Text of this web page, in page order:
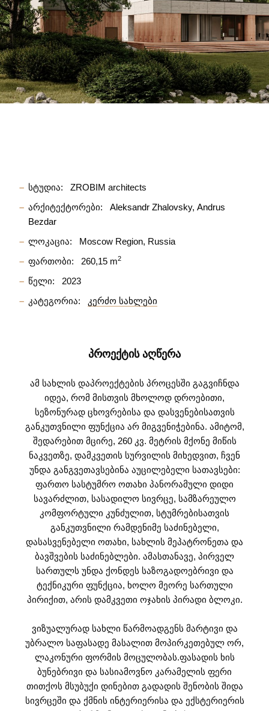
სტუდია:
ZROBIM architects
არქიტექტორები:
Aleksandr Zhalovsky Andrus
Bezdar
ლოკაცია:
Moscow Region, Russia
ფართობი:
260,15 m2
წელი:
2023
კატეგორია:
კერძო სახლები
ᲞᲠᲝᲔᲥᲢᲘᲡ ᲐᲦᲬᲔᲠᲐ
ამ სახლის დაპროექტების პროცესში გაგვიჩნდა
იდეა, რომ მისთვის მხოლოდ დროებითი,
სეზონურად ცხოვრებისა და დასვენებისათვის
განკუთვნილი ფუნქცია არ მიგვენიჭებინა. ამიტომ,
შედარებით მცირე, 260 კვ. მეტრის მქონე მიწის
ნაკვეთზე, დამკვეთის სურვილის მიხედვით, ჩვენ
უნდა განგვეთავსებინა აუცილებელი სათავსები:
ფართო სასტუმრო ოთახი პანორამული დიდი
სავარძლით, სასადილო სივრცე, სამზარეულო
კომფორტული კუნძულით, სტუმრებისათვის
განკუთვნილი რამდენიმე საძინებელი,
დასასვენებელი ოთახი, სახლის მეპატრონეთა და
ბავშვების საძინებლები. ამასთანავე, პირველ
სართულს უნდა ქონდეს საზოგადოებრივი და
ტექნიკური ფუნქცია, ხოლო მეორე სართული
პირიქით, არის დამკვეთი ოჯახის პირადი ბლოკი.
ვიზუალურად სახლი წარმოადგენს მარტივი და
უბრალო საფასადე მასალით მოპირკეთებულ ორ,
ლაკონური ფორმის მოცულობას.ფასადის ხის
ბუნებრივი და სასიამოვნო კარამელის ფერი
თითქოს მსუბუქი დინებით გადადის შენობის შიდა
სივრცეში და ქმნის ინტერიერისა და ექსტერიერის